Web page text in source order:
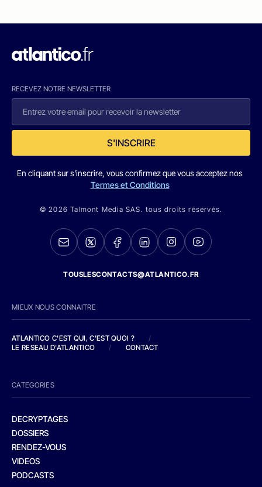
RECEVEZ NOTRE NEWSLETTER
S'INSCRIRE
En cliquant sur s'inscrire, vous confirmez que vous acceptez nos
Termes et Conditions
© 2026 Talmont Media SAS. tous droits réservés.
TOUSLESCONTACTS@ATLANTICO.FR
MIEUX NOUS CONNAITRE
ATLANTICO C'EST QUI, C'EST QUOI ?
/
LE RESEAU D'ATLANTICO
/ CONTACT
CATEGORIES
DECRYPTAGES
DOSSIERS
RENDEZ-VOUS
VIDEOS
PODCASTS